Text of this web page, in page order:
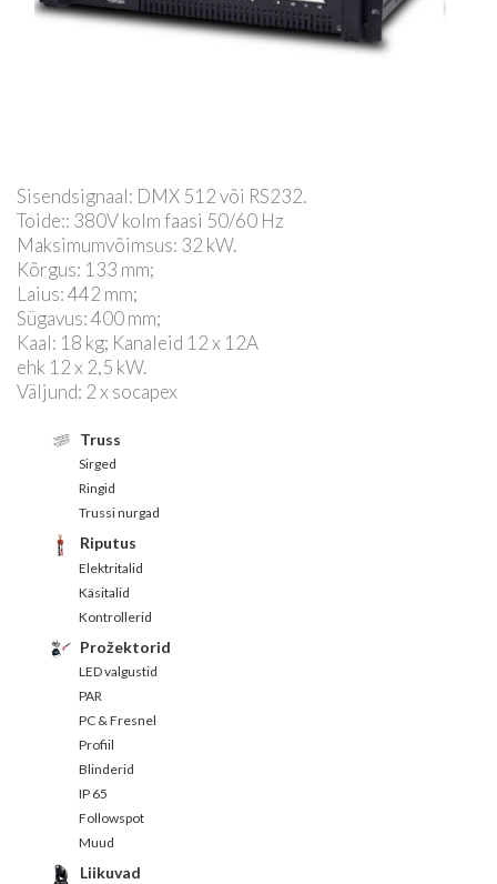
Sisendsignaal: DMX 512 või RS232.
Toide:: 380V kolm faasi 50/60 Hz
Maksimumvõimsus: 32 kW.
Kõrgus: 133 mm;
Laius: 442 mm;
Sügavus: 400 mm;
Kaal: 18 kg; Kanaleid 12 x 12A
ehk 12 x 2,5 kW.
Väljund: 2 x socapex
Truss
Sirged
Ringid
Trussi nurgad
Riputus
Elektritalid
Käsitalid
Kontrollerid
Prožektorid
LED valgustid
PAR
PC & Fresnel
Profiil
Blinderid
IP 65
Followspot
Muud
Liikuvad